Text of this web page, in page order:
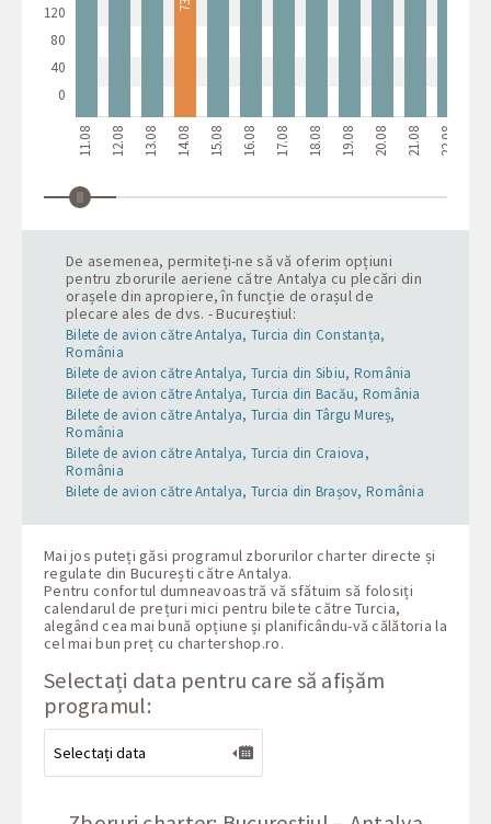
120
80
40
0
11.08 12.08 13.08 14.08 15.08 16.08 17.08 18.08 19.08 20.08 21.08 22.08
De asemenea, permiteți-ne să vă oferim opțiuni
pentru zborurile aeriene către Antalya cu plecări din
orașele din apropiere, în funcție de orașul de
plecare ales de dvs. - Bucureștiul:
Bilete de avion către Antalya, Turcia din Constanța,
România
Bilete de avion către Antalya, Turcia din Sibiu, România
Bilete de avion către Antalya, Turcia din Bacău, România
Bilete de avion către Antalya, Turcia din Târgu Mureș,
România
Bilete de avion către Antalya, Turcia din Craiova,
România
Bilete de avion către Antalya, Turcia din Brașov, România
Mai jos puteți găsi programul zborurilor charter directe și
regulate din București către Antalya.
Pentru confortul dumneavoastră vă sfătuim să folosiți
calendarul de prețuri mici pentru bilete către Turcia,
alegând cea mai bună opțiune și planificându-vă călătoria la
cel mai bun preț cu chartershop.ro.
Selectați data pentru care să afișăm
programul: